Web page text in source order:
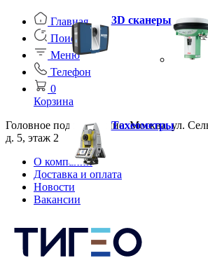
Главная
Поиск
Меню
Телефон
0
Корзина
Головное подразделение: Москва, ул.
д. 5, этаж 2
О компании
Доставка и оплата
Новости
Вакансии
3D сканеры
Тахеометры